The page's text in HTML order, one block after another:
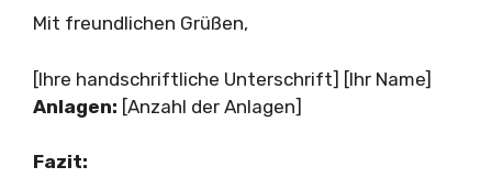
Mit freundlichen Grüßen,
[Ihre handschriftliche Unterschrift] [Ihr Name]
Anlagen: [Anzahl der Anlagen]
Fazit: